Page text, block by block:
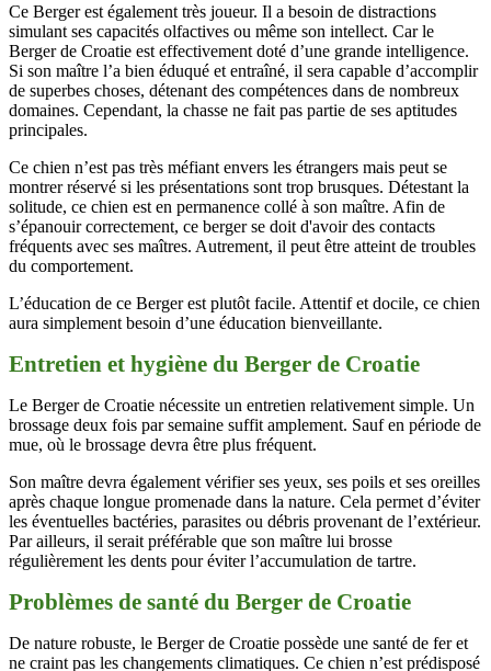
Ce Berger est également très joueur. Il a besoin de distractions
simulant ses capacités olfactives ou même son intellect. Car le
Berger de Croatie est effectivement doté d’une grande intelligence.
Si son maître l’a bien éduqué et entraîné, il sera capable d’accomplir
de superbes choses, détenant des compétences dans de nombreux
domaines. Cependant, la chasse ne fait pas partie de ses aptitudes
principales.
Ce chien n’est pas très méfiant envers les étrangers mais peut se
montrer réservé si les présentations sont trop brusques. Détestant la
solitude, ce chien est en permanence collé à son maître. Afin de
s’épanouir correctement, ce berger se doit d'avoir des contacts
fréquents avec ses maîtres. Autrement, il peut être atteint de troubles
du comportement.
L’éducation de ce Berger est plutôt facile. Attentif et docile, ce chien
aura simplement besoin d’une éducation bienveillante.
Entretien et hygiène du Berger de Croatie
Le Berger de Croatie nécessite un entretien relativement simple. Un
brossage deux fois par semaine suffit amplement. Sauf en période de
mue, où le brossage devra être plus fréquent.
Son maître devra également vérifier ses yeux, ses poils et ses oreilles
après chaque longue promenade dans la nature. Cela permet d’éviter
les éventuelles bactéries, parasites ou débris provenant de l’extérieur.
Par ailleurs, il serait préférable que son maître lui brosse
régulièrement les dents pour éviter l’accumulation de tartre.
Problèmes de santé du Berger de Croatie
De nature robuste, le Berger de Croatie possède une santé de fer et
ne craint pas les changements climatiques. Ce chien n’est prédisposé